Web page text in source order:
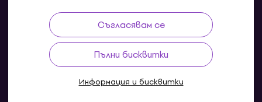
Съгласявам се
Пълни бисквитки
Информация и бисквитки
Pazaruvaj - Надежден помощник за покупки